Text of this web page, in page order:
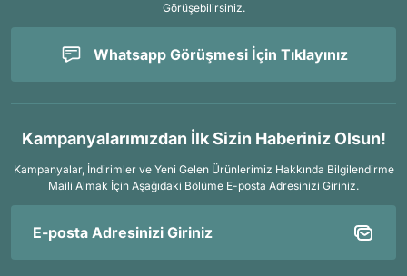
Görüşebilirsiniz.
Whatsapp Görüşmesi İçin Tıklayınız
Kampanyalarımızdan İlk Sizin Haberiniz Olsun!
Kampanyalar, İndirimler ve Yeni Gelen Ürünlerimiz Hakkında Bilgilendirme
Maili Almak İçin Aşağıdaki Bölüme E-posta Adresinizi Giriniz.